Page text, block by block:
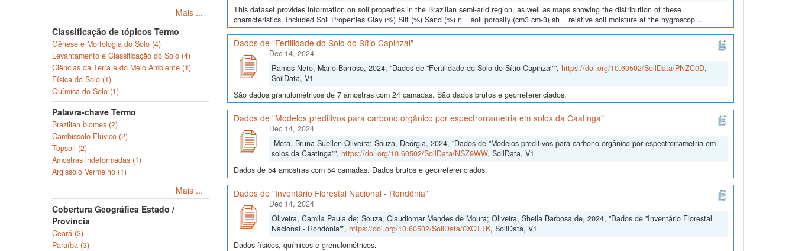
Mais ...
Classificação de tópicos Termo
Gênese e Morfologia do Solo (4)
Levantamento e Classificação do Solo (4)
Ciências da Terra e do Meio Ambiente (1)
Física do Solo (1)
Química do Solo (1)
Palavra-chave Termo
Brazilian biomes (2)
Cambissolo Flúvico (2)
Topsoil (2)
Amostras indeformadas (1)
Argissolo Vermelho (1)
Mais ...
Cobertura Geográfica Estado /
Província
Ceará (3)
Paraíba (3)
This dataset provides information on soil properties in the Brazilian semi-arid region, as well as maps showing the distribution of these
characteristics. Included Soil Properties Clay (%) Silt (%) Sand (%) n = soil porosity (cm3 cm-3) sh = relative soil moisture at the hygroscop...
Dados de "Fertilidade do Solo do Sítio Capinzal"
Dec 14, 2024
Ramos Neto, Mario Barroso, 2024, "Dados de "Fertilidade do Solo do Sítio Capinzal"", https://doi.org/10.60502/SoilData/PNZC0D,
SoilData, V1
São dados granulométricos de 7 amostras com 24 camadas. São dados brutos e georreferenciados.
Dados de "Modelos preditivos para carbono orgânico por espectrorrametria em solos da Caatinga"
Dec 14, 2024
Mota, Bruna Suellen Oliveira; Souza, Deórgia, 2024, "Dados de "Modelos preditivos para carbono orgânico por espectrorrametria em
solos da Caatinga"", https://doi.org/10.60502/SoilData/NSZ9WW, SoilData, V1
Dados de 54 amostras com 54 camadas. Dados brutos e georreferenciados.
Dados de "Inventário Florestal Nacional - Rondônia"
Dec 14, 2024
Oliveira, Camila Paula de; Souza, Claudiomar Mendes de Moura; Oliveira, Sheila Barbosa de, 2024, "Dados de "Inventário Florestal
Nacional - Rondônia"", https://doi.org/10.60502/SoilData/0XOTTK, SoilData, V1
Dados físicos, químicos e grenulométricos.